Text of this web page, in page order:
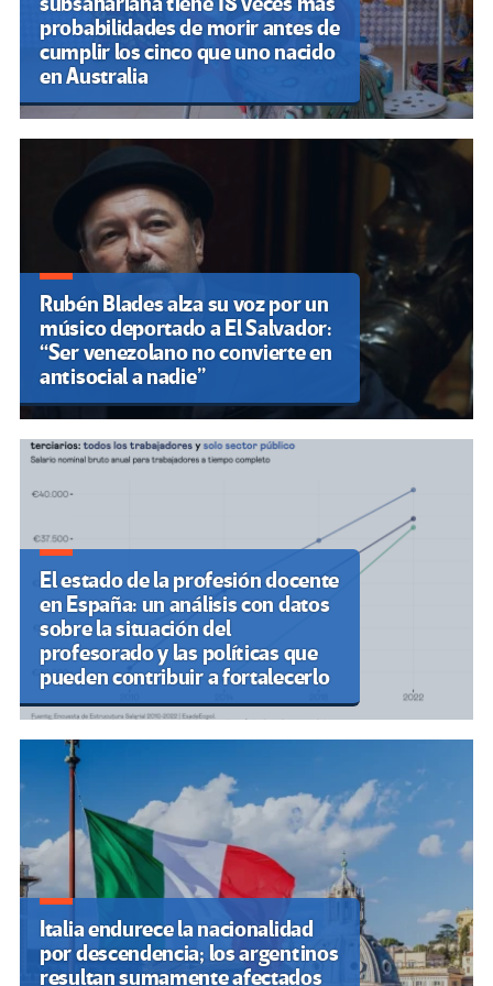
probabilidades de morir antes de
cumplir los cinco que uno nacido
en Australia
Rubén Blades alza su voz por un
músico deportado a El Salvador:
“Ser venezolano no convierte en
antisocial a nadie”
El estado de la profesión docente
en España: un análisis con datos
sobre la situación del
profesorado y las políticas que
pueden contribuir a fortalecerlo
Italia endurece la nacionalidad
por descendencia; los argentinos
resultan sumamente afectados